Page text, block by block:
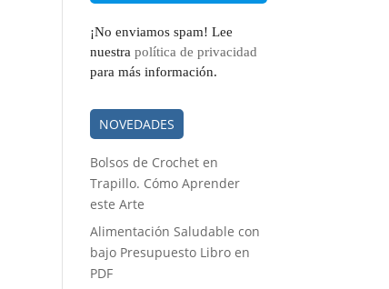
¡No enviamos spam! Lee
nuestrapolítica de privacidad
para más información.
NOVEDADES
Bolsos de Crochet en
Trapillo. Cómo Aprender
este Arte
Alimentación Saludable con
bajo Presupuesto Libro en
PDF